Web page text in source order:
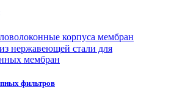
корпуса мембран
нержавеющей стали для
мембран
фильтров